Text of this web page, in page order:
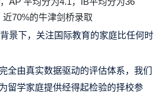
70%的牛津剑桥录取
景下，关注国际教育的家庭比任何时
全由真实数据驱动的评估体系，我们
为留学家庭提供经得起检验的择校参